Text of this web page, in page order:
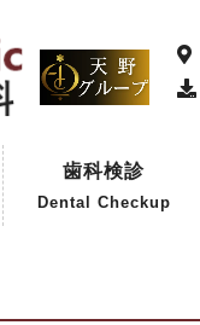
歯科検診
Dental Checkup